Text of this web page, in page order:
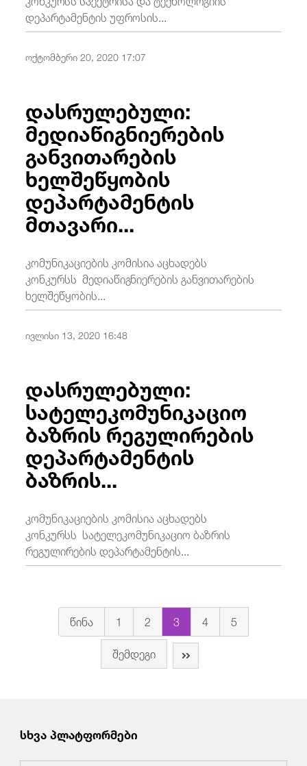
დეპარტამენტის უფროსის...
დასრულებული:
მედიაწიგნიერების
განვითარების
ხელშეწყობის
დეპარტამენტის
მთავარი...
ოქტომბერი 20, 2020 17:07
კომუნიკაციების კომისია აცხადებს
კონკურსს მედიაწიგნიერების განვითარების
ხელშეწყობის...
დასრულებული:
სატელეკომუნიკაციო
ბაზრის რეგულირების
დეპარტამენტის
ბაზრის...
ივლისი 13, 2020 16:48
კომუნიკაციების კომისია აცხადებს
კონკურსს სატელეკომუნიკაციო ბაზრის
რეგულირების დეპარტამენტის...
წინა 1 2 3 4
5
შემდეგი
სხვა პლატფორმები